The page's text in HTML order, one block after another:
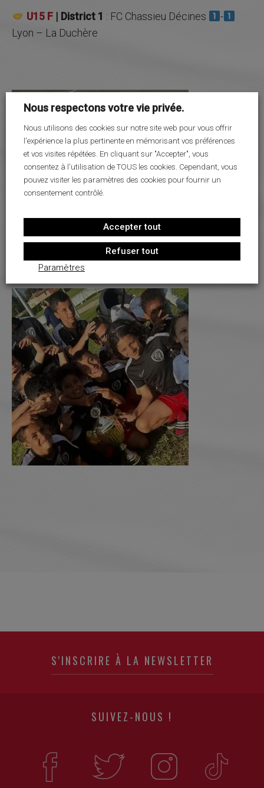
U15 F | District 1 : FC Chassieu Décines
-
Lyon – La Duchère
S'INSCRIRE À LA NEWSLETTER
SUIVEZ-NOUS !
Nous respectons votre vie privée.
Nous utilisons des cookies sur notre site web pour vous offrir
l'expérience la plus pertinente en mémorisant vos préférences
et vos visites répétées. En cliquant sur "Accepter", vous
consentez à l'utilisation de TOUS les cookies. Cependant, vous
pouvez visiter les paramètres des cookies pour fournir un
consentement contrôlé.
Accepter tout
Refuser tout
Paramètres